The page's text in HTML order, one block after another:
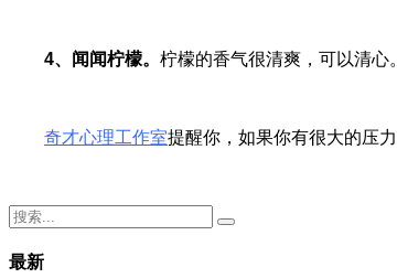
4、闻闻柠檬。 柠檬的香气很清爽，可以清心
奇才心理工作室提醒你，如果你有很大的压
最新